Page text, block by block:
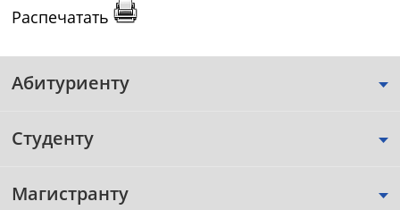
Распечатать
Абитуриенту
Студенту
Магистранту